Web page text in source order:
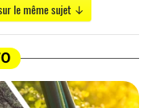
le même sujet ↓